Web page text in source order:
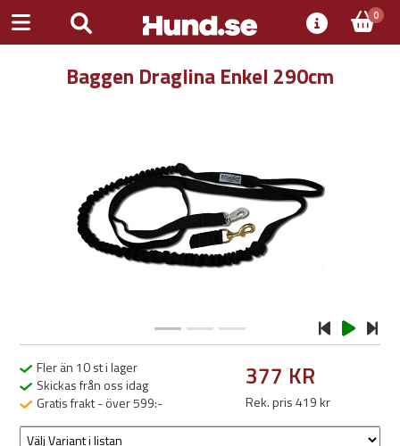
0
Baggen Draglina Enkel 290cm
Previous
Fler än 10 st i lager
Skickas från oss idag
Gratis frakt - över 599:-
377 KR
Rek. pris 419 kr